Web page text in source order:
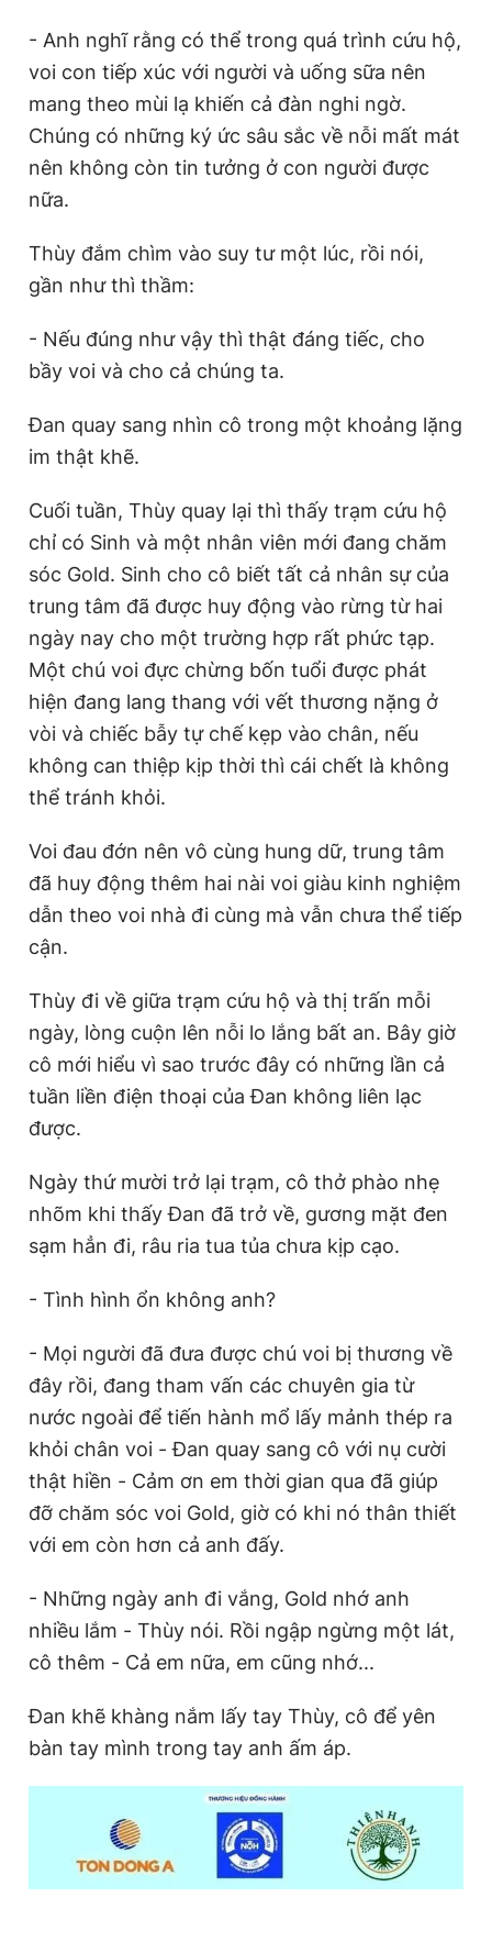
- Anh nghĩ rằng có thể trong quá trình cứu hộ,
voi con tiếp xúc với người và uống sữa nên
mang theo mùi lạ khiến cả đàn nghi ngờ.
Chúng có những ký ức sâu sắc về nỗi mất mát
nên không còn tin tưởng ở con người được
nữa.
Thùy đắm chìm vào suy tư một lúc, rồi nói,
gần như thì thầm:
- Nếu đúng như vậy thì thật đáng tiếc, cho
bầy voi và cho cả chúng ta.
Đan quay sang nhìn cô trong một khoảng lặng
im thật khẽ.
Cuối tuần, Thùy quay lại thì thấy trạm cứu hộ
chỉ có Sinh và một nhân viên mới đang chăm
sóc Gold. Sinh cho cô biết tất cả nhân sự của
trung tâm đã được huy động vào rừng từ hai
ngày nay cho một trường hợp rất phức tạp.
Một chú voi đực chừng bốn tuổi được phát
hiện đang lang thang với vết thương nặng ở
vòi và chiếc bẫy tự chế kẹp vào chân, nếu
không can thiệp kịp thời thì cái chết là không
thể tránh khỏi.
Voi đau đớn nên vô cùng hung dữ, trung tâm
đã huy động thêm hai nài voi giàu kinh nghiệm
dẫn theo voi nhà đi cùng mà vẫn chưa thể tiếp
cận.
Thùy đi về giữa trạm cứu hộ và thị trấn mỗi
ngày, lòng cuộn lên nỗi lo lắng bất an. Bây giờ
cô mới hiểu vì sao trước đây có những lần cả
tuần liền điện thoại của Đan không liên lạc
được.
Ngày thứ mười trở lại trạm, cô thở phào nhẹ
nhõm khi thấy Đan đã trở về, gương mặt đen
sạm hẳn đi, râu ria tua tủa chưa kịp cạo.
- Tình hình ổn không anh?
- Mọi người đã đưa được chú voi bị thương về
đây rồi, đang tham vấn các chuyên gia từ
nước ngoài để tiến hành mổ lấy mảnh thép ra
khỏi chân voi - Đan quay sang cô với nụ cười
thật hiền - Cảm ơn em thời gian qua đã giúp
đỡ chăm sóc voi Gold, giờ có khi nó thân thiết
với em còn hơn cả anh đấy.
- Những ngày anh đi vắng, Gold nhớ anh
nhiều lắm - Thùy nói. Rồi ngập ngừng một lát,
cô thêm - Cả em nữa, em cũng nhớ...
Đan khẽ khàng nắm lấy tay Thùy, cô để yên
bàn tay mình trong tay anh ấm áp.